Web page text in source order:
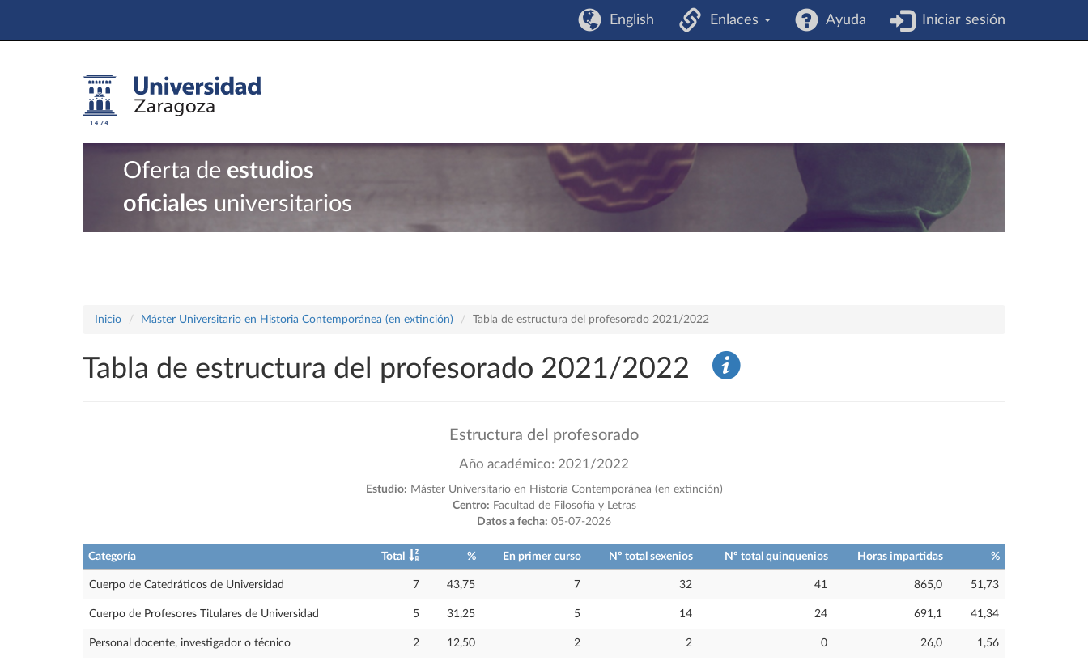
English Enlaces Ayuda Iniciar sesión
Oferta de estudios
oficiales universitarios
Inicio Máster Universitario en Historia Contemporánea (en extinción) Tabla de estructura del profesorado 2021/2022
Tabla de estructura del profesorado 2021/2022
Estructura del profesorado
Año académico: 2021/2022
Estudio: Máster Universitario en Historia Contemporánea (en extinción)
Centro: Facultad de Filosofía y Letras
Datos a fecha: 05-07-2026
Categoría Total % En primer curso Nº total sexenios Nº total quinquenios Horas impartidas %
Cuerpo de Catedráticos de Universidad 7 43,75 7 32 41 865,0 51,73
Cuerpo de Profesores Titulares de Universidad 5 31,25 5 14 24 691,1 41,34
Personal docente, investigador o técnico 2 12,50 2 2 0 26,0 1,56